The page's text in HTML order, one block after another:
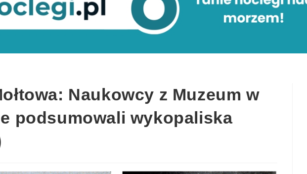
Naukowcy z Muzeum w
podsumowali wykopaliska